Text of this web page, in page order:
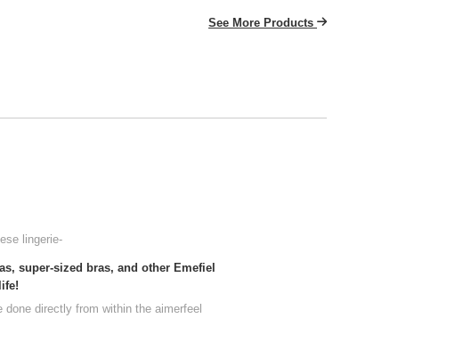
See More Products
lingerie-
super-sized bras, and other Emefiel
directly from within the aimerfeel